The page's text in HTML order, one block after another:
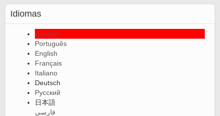
Idiomas
Español
Português
English
Français
Italiano
Deutsch
Русский
日本語
فارسی